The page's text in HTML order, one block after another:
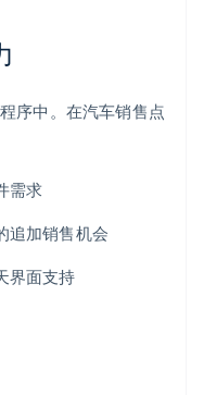
序中。在汽车销售点
需求
追加销售机会
界面支持